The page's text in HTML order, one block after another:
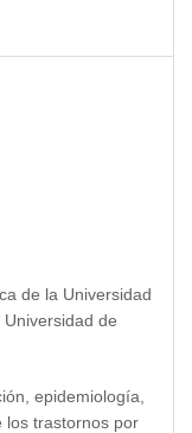
de la Universidad
de
epidemiología,
los trastornos por